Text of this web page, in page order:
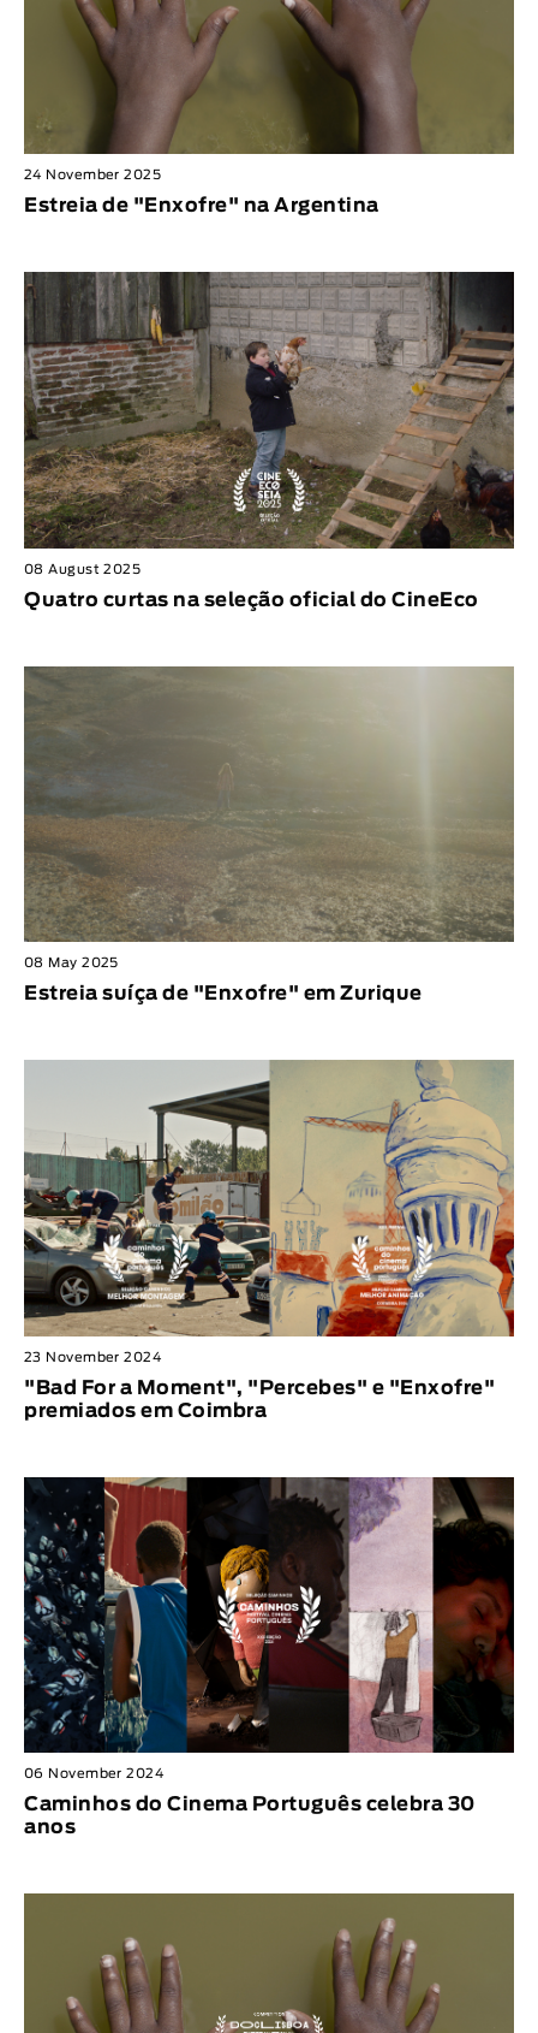
24 November 2025
Estreia de "Enxofre" na Argentina
08 August 2025
Quatro curtas na seleção oficial do CineEco
08 May 2025
Estreia suíça de "Enxofre" em Zurique
23 November 2024
"Bad For a Moment", "Percebes" e "Enxofre"
premiados em Coimbra
06 November 2024
Caminhos do Cinema Português celebra 30
anos